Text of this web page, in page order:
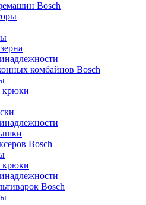
Bosch
комбайнов Bosch
крюки
Bosch
крюки
Bosch